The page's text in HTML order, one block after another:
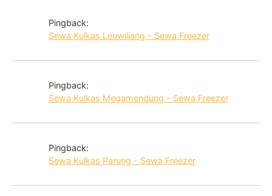
Pingback:
Sewa Kulkas Leuwiliang - Sewa Freezer
Pingback:
Sewa Kulkas Megamendung - Sewa Freezer
Pingback:
Sewa Kulkas Parung - Sewa Freezer